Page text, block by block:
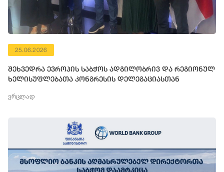
25.06.2026
შეხვედრა ევროპის საბჭოს ადგილობრივ და რეგიონულ
ხელისუფლებათა კონგრესის დელეგაციასთან
ვრცლად